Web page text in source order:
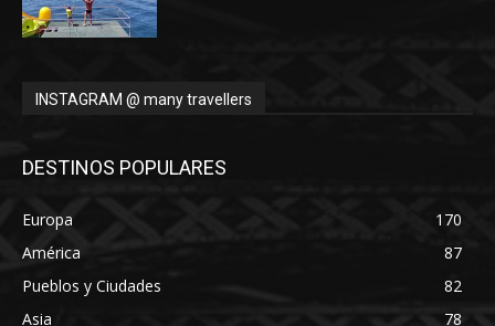
INSTAGRAM @ many travellers
DESTINOS POPULARES
Europa
170
América
87
Pueblos y Ciudades
82
Asia
78